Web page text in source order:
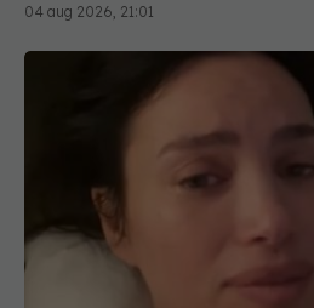
04 aug 2026, 21:01